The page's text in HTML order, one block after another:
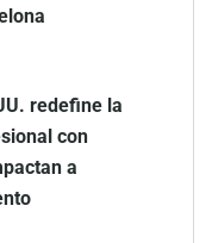
redefine la
con
a